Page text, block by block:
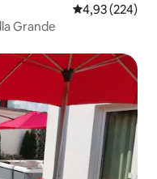
5 üzerinden
4,93 (224)
Grande